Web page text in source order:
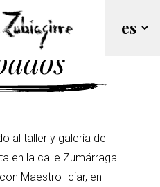
al taller y galería de
en la calle Zumárraga
Maestro Iciar, en